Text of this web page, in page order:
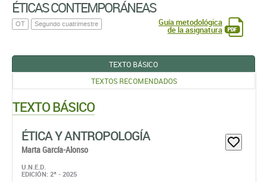
ÉTICAS CONTEMPORÁNEAS
OT Segundo cuatrimestre Guía metodológica
de la asignatura
TEXTO BÁSICO
TEXTOS RECOMENDADOS
TEXTO BÁSICO
ÉTICA Y ANTROPOLOGÍA
Marta García-Alonso
U.N.E.D.
EDICIÓN: 2ª - 2025